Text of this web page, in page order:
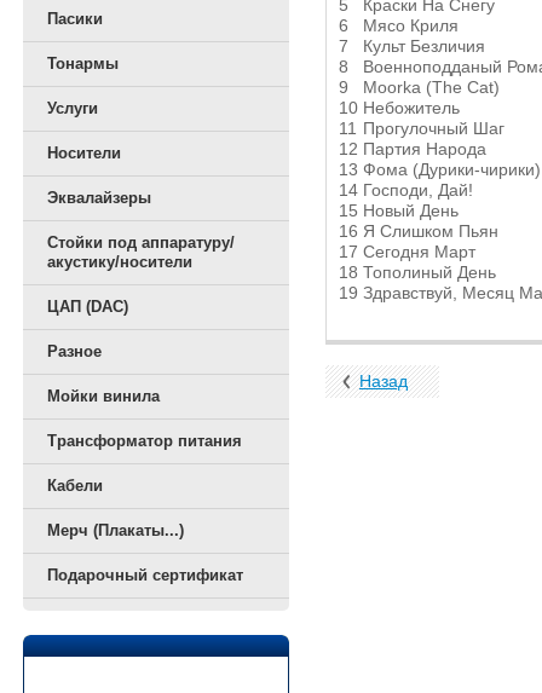
Пасики
Тонармы
Услуги
Носители
Эквалайзеры
Стойки под аппаратуру/
акустику/носители
ЦАП (DAC)
Разное
Мойки винила
Трансформатор питания
Кабели
Мерч (Плакаты...)
Подарочный сертификат
5
Краски На Снегу
6
Мясо Криля
7
Культ Безличия
8
Военноподданый
9
Moorka (The Cat)
10 Небожитель
11 Прогулочный Шаг
12 Партия Народа
13 Фома (Дурики-чирики)
14 Господи, Дай!
15 Новый День
16 Я Слишком Пьян
17 Сегодня Март
18 Тополиный День
19 Здравствуй, Месяц
Назад